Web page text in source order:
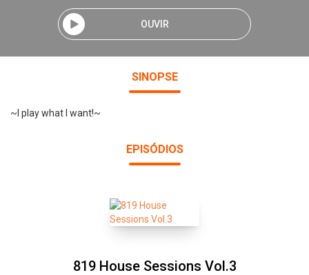
OUVIR
SINOPSE
~I play what I want!~
EPISÓDIOS
819 House Sessions Vol.3